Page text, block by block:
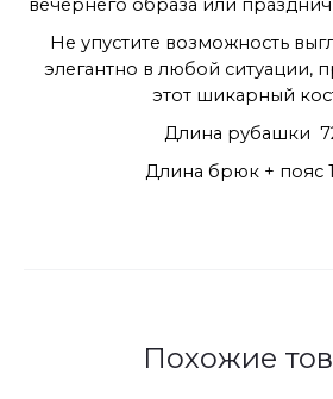
вечернего образа или
Не упустите возможность
элегантно в любой ситуации,
этот шикарный
Длина рубашки
Длина брюк + пояс
Похожие